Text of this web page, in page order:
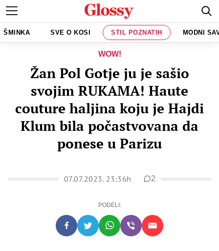
ŠMINKA SVE O KOSI STIL POZNATIH MODNI
WOW!
Žan Pol Gotje ju je sašio
svojim RUKAMA! Haute
couture haljina koju je Hajdi
Klum bila počastvovana da
ponese u Parizu
07.07.2023. 23:36h 2
PODELI: